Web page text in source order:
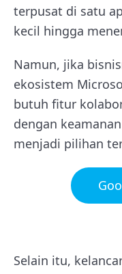
terpusat di satu
kecil hingga
Namun, jika
ekosistem
butuh fitur
dengan
menjadi pilihan
Selain itu,